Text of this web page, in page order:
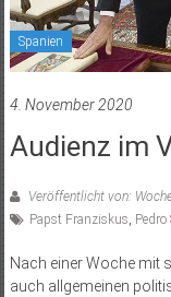
Spanien
4. November 2020
Audienz im
Veröffentlicht von:
Papst Franziskus, Pedro
Nach einer Woche mit
auch allgemeinen